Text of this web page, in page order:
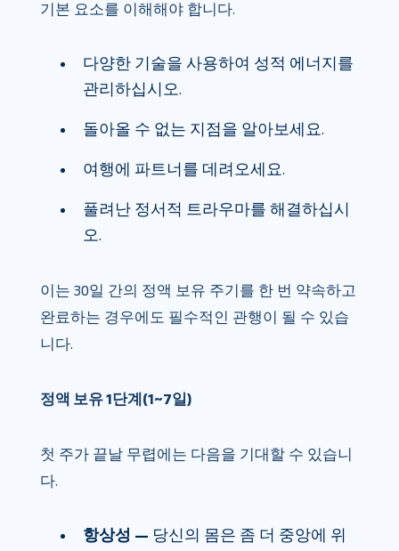
기본 요소를 이해해야 합니다.
다양한 기술을 사용하여 성적 에너지를
관리하십시오.
돌아올 수 없는 지점을 알아보세요.
여행에 파트너를 데려오세요.
풀려난 정서적 트라우마를 해결하십시
오.
이는 30일 간의 정액 보유 주기를 한 번 약속하고
완료하는 경우에도 필수적인 관행이 될 수 있습
니다.
정액 보유 1단계(1~7일)
첫 주가 끝날 무렵에는 다음을 기대할 수 있습니
다.
항상성 — 당신의 몸은 좀 더 중앙에 위